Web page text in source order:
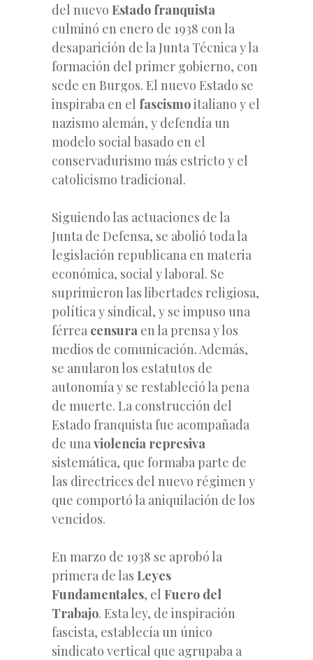
del nuevo Estado franquista
culminó en enero de 1938 con la
desaparición de la Junta Técnica y la
formación del primer gobierno, con
sede en Burgos. El nuevo Estado se
inspiraba en el fascismoitaliano y el
nazismo alemán, y defendía un
modelo social basado en el
conservadurismo más estricto y el
catolicismo tradicional.
Siguiendo las actuaciones de la
Junta de Defensa, se abolió toda la
legislación republicana en materia
económica, social y laboral. Se
suprimieron las libertades religiosa,
política y sindical, y se impuso una
férrea censura en la prensa y los
medios de comunicación. Además,
se anularon los estatutos de
autonomía y se restableció la pena
de muerte. La construcción del
Estado franquista fue acompañada
de unaviolencia represiva
sistemática, que formaba parte de
las directrices del nuevo régimen y
que comportó la aniquilación de los
vencidos.
En marzo de 1938 se aprobó la
primera de las Leyes
Fundamentales, el Fuero del
Trabajo. Esta ley, de inspiración
fascista, establecía un único
sindicato vertical que agrupaba a